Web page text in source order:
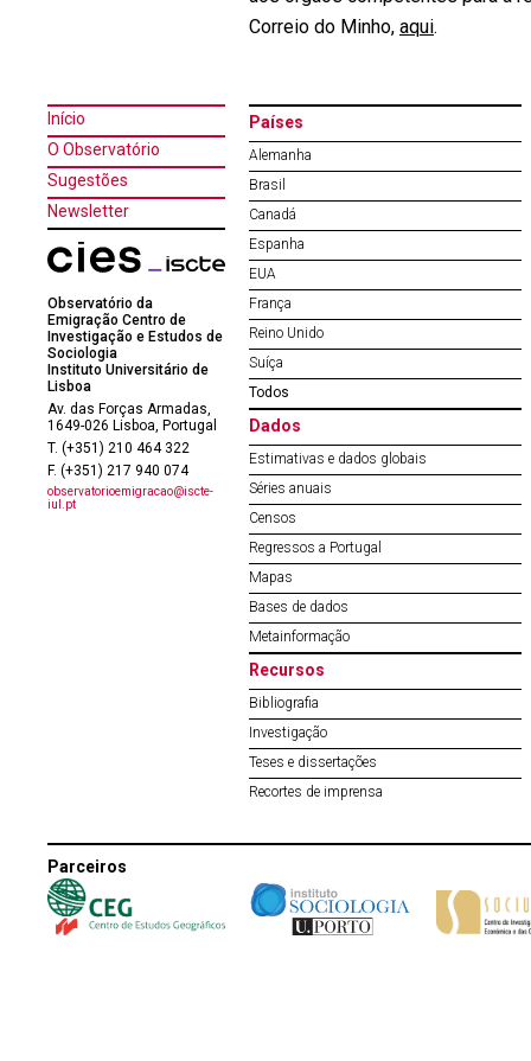
Correio do Minho, aqui.
Início
O Observatório
Sugestões
Newsletter
Observatório da
Emigração Centro de
Investigação e Estudos de
Sociologia
Instituto Universitário de
Lisboa
Av. das Forças Armadas,
1649-026 Lisboa, Portugal
T. (+351) 210 464 322
F. (+351) 217 940 074
observatorioemigracao@iscte-
iul.pt
Países
Alemanha
Brasil
Canadá
Espanha
EUA
França
Reino Unido
Suíça
Todos
Dados
Estimativas e dados globais
Séries anuais
Censos
Regressos a Portugal
Mapas
Bases de dados
Metainformação
Recursos
Bibliografia
Investigação
Teses e dissertações
Recortes de imprensa
Parceiros